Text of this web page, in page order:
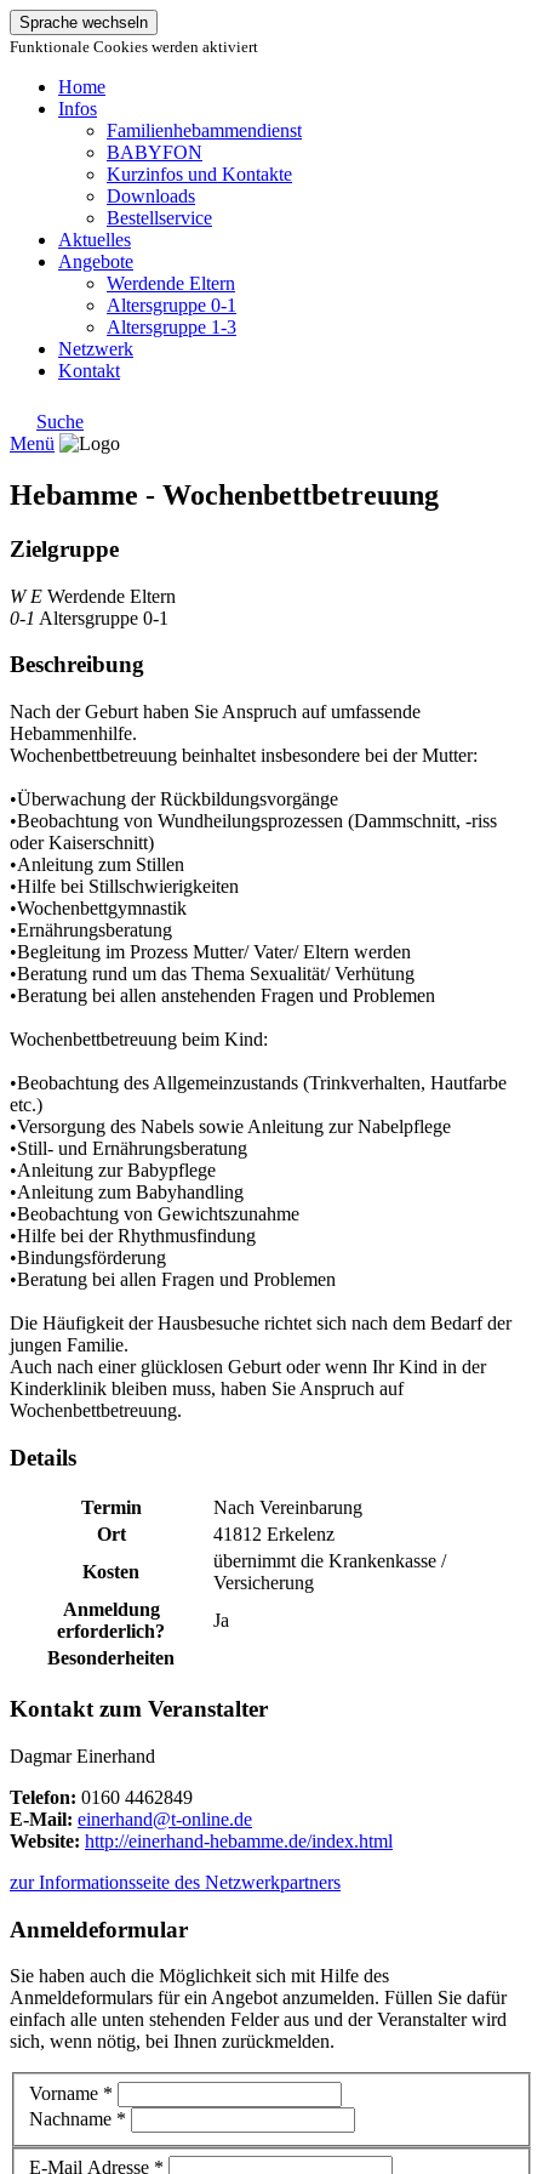
Sprache wechseln
Funktionale Cookies werden aktiviert
Home
Infos
Familienhebammendienst
BABYFON
Kurzinfos und Kontakte
Downloads
Bestellservice
Aktuelles
Angebote
Werdende Eltern
Altersgruppe 0-1
Altersgruppe 1-3
Netzwerk
Kontakt
Suche
Menü
Hebamme - Wochenbettbetreuung
Zielgruppe
W E Werdende Eltern
0-1 Altersgruppe 0-1
Beschreibung
Nach der Geburt haben Sie Anspruch auf umfassende
Hebammenhilfe.
Wochenbettbetreuung beinhaltet insbesondere bei der Mutter:
•Überwachung der Rückbildungsvorgänge
•Beobachtung von Wundheilungsprozessen (Dammschnitt, -riss
oder Kaiserschnitt)
•Anleitung zum Stillen
•Hilfe bei Stillschwierigkeiten
•Wochenbettgymnastik
•Ernährungsberatung
•Begleitung im Prozess Mutter/ Vater/ Eltern werden
•Beratung rund um das Thema Sexualität/ Verhütung
•Beratung bei allen anstehenden Fragen und Problemen
Wochenbettbetreuung beim Kind:
•Beobachtung des Allgemeinzustands (Trinkverhalten, Hautfarbe
etc.)
•Versorgung des Nabels sowie Anleitung zur Nabelpflege
•Still- und Ernährungsberatung
•Anleitung zur Babypflege
•Anleitung zum Babyhandling
•Beobachtung von Gewichtszunahme
•Hilfe bei der Rhythmusfindung
•Bindungsförderung
•Beratung bei allen Fragen und Problemen
Die Häufigkeit der Hausbesuche richtet sich nach dem Bedarf der
jungen Familie.
Auch nach einer glücklosen Geburt oder wenn Ihr Kind in der
Kinderklinik bleiben muss, haben Sie Anspruch auf
Wochenbettbetreuung.
Details
Termin
Nach Vereinbarung
Ort
41812 Erkelenz
Kosten
übernimmt die Krankenkasse /
Versicherung
Anmeldung
erforderlich?
Ja
Besonderheiten
Kontakt zum Veranstalter
Dagmar Einerhand
Telefon: 0160 4462849
E-Mail: einerhand@t-online.de
Website: http://einerhand-hebamme.de/index.html
zur Informationsseite des Netzwerkpartners
Anmeldeformular
Sie haben auch die Möglichkeit sich mit Hilfe des
Anmeldeformulars für ein Angebot anzumelden. Füllen Sie dafür
einfach alle unten stehenden Felder aus und der Veranstalter wird
sich, wenn nötig, bei Ihnen zurückmelden.
Vorname *
Nachname *
E-Mail Adresse *